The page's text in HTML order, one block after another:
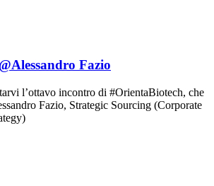
Fazio
l’ottavo incontro di #OrientaBiotech, che
Fazio, Strategic Sourcing (Corporate